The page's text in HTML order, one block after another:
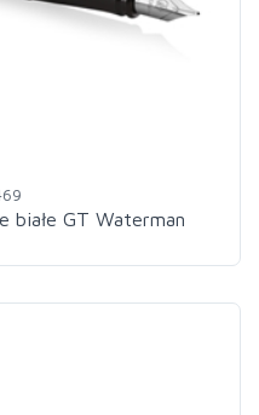
białe GT Waterman